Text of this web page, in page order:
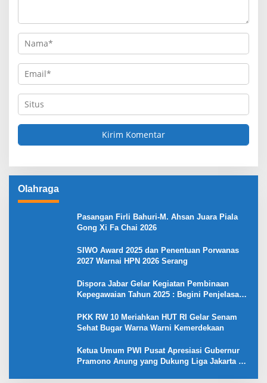
Olahraga
Pasangan Firli Bahuri-M. Ahsan Juara Piala
Gong Xi Fa Chai 2026
SIWO Award 2025 dan Penentuan Porwanas
2027 Warnai HPN 2026 Serang
Dispora Jabar Gelar Kegiatan Pembinaan
Kepegawaian Tahun 2025 : Begini Penjelasan
PKK RW 10 Meriahkan HUT RI Gelar Senam
Sehat Bugar Warna Warni Kemerdekaan
Ketua Umum PWI Pusat Apresiasi Gubernur
Pramono Anung yang Dukung Liga Jakarta U-